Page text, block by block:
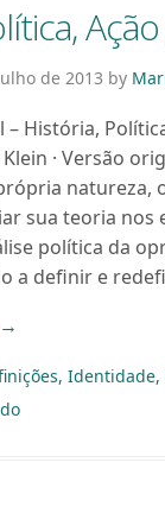
de 2013 by
– História,
· Versão
natureza,
sua teoria nos
política da
a definir e
→
Identidade,